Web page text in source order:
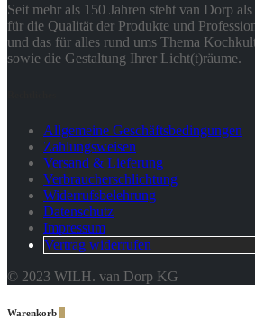
Seit mehr als 150 Jahren steht van Dorp
für die Qualität der Produkte und
und das für alles rund ums Thema
sowie die Gestaltung Ihrer Licht(t)räume.
Allgemeine Geschäftsbedingungen
Zahlungsweisen
Versand & Lieferung
Verbraucherschlichtung
Widerrufsbelehrung
Datenschutz
Impressum
Vertrag widerrufen
© 2023 WILH. van Dorp KG
Warenkorb